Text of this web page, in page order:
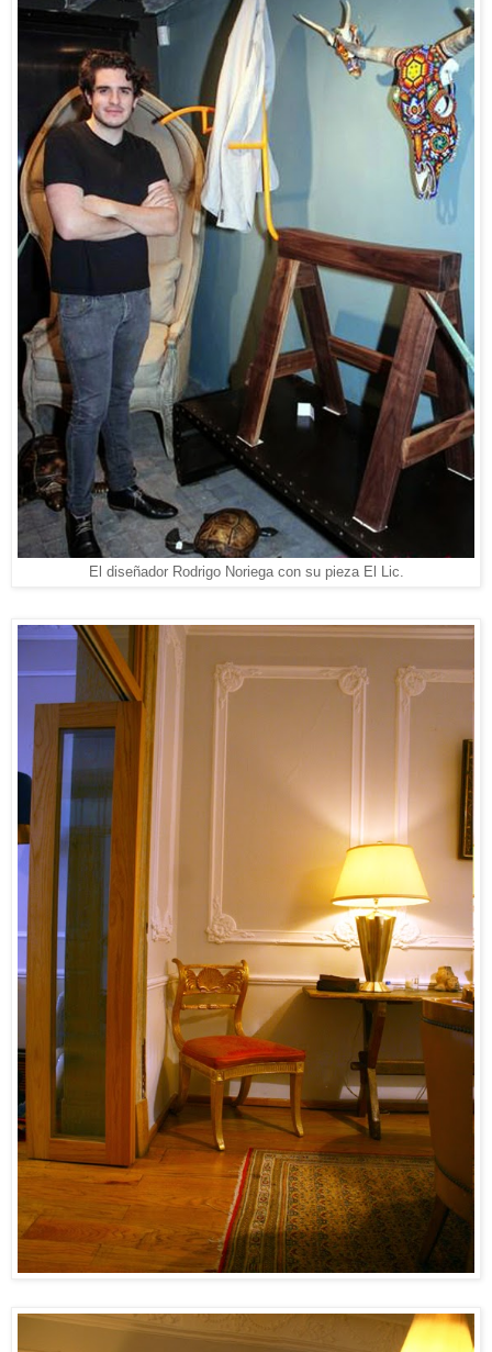
El diseñador Rodrigo Noriega con su pieza El Lic.